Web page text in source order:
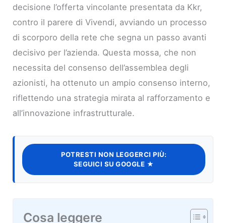
decisione l’offerta vincolante presentata da Kkr,
contro il parere di Vivendi, avviando un processo
di scorporo della rete che segna un passo avanti
decisivo per l’azienda. Questa mossa, che non
necessita del consenso dell’assemblea degli
azionisti, ha ottenuto un ampio consenso interno,
riflettendo una strategia mirata al rafforzamento e
all’innovazione infrastrutturale.
POTRESTI NON LEGGERCI PIÙ:
SEGUICI SU GOOGLE ★
Cosa leggere